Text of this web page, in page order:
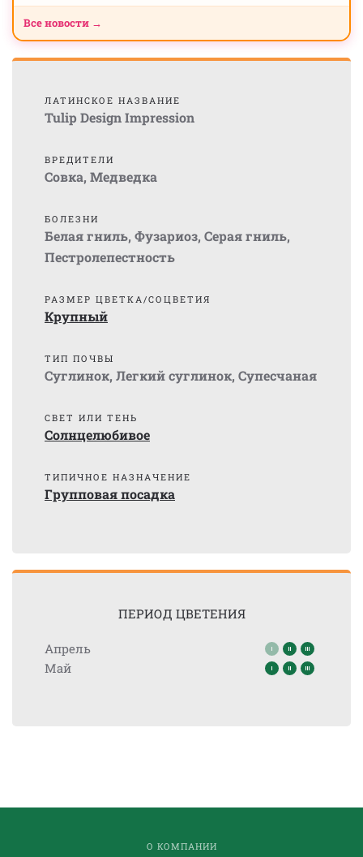
Все новости →
ЛАТИНСКОЕ НАЗВАНИЕ
Tulip Design Impression
ВРЕДИТЕЛИ
Совка, Медведка
БОЛЕЗНИ
Белая гниль, Фузариоз, Серая гниль,
Пестролепестность
РАЗМЕР ЦВЕТКА/СОЦВЕТИЯ
Крупный
ТИП ПОЧВЫ
Суглинок, Легкий суглинок, Супесчаная
СВЕТ ИЛИ ТЕНЬ
Солнцелюбивое
ТИПИЧНОЕ НАЗНАЧЕНИЕ
Групповая посадка
ПЕРИОД ЦВЕТЕНИЯ
Апрель
Май
О КОМПАНИИ